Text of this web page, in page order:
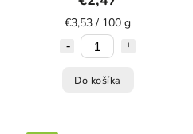
€3,53 / 100 g
Do košíka